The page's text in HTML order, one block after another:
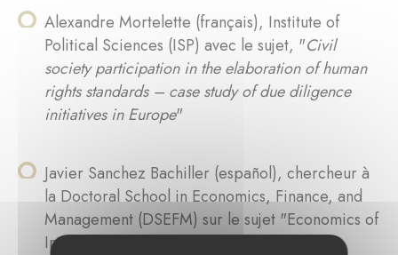
Alexandre Mortelette (français), Institute of
Political Sciences (ISP) avec le sujet, "Civil
society participation in the elaboration of human
rights standards – case study of due diligence
initiatives in Europe"
Javier Sanchez Bachiller (español), chercheur à
la Doctoral School in Economics, Finance, and
Management (DSEFM) sur le sujet "Economics of
International Migration"